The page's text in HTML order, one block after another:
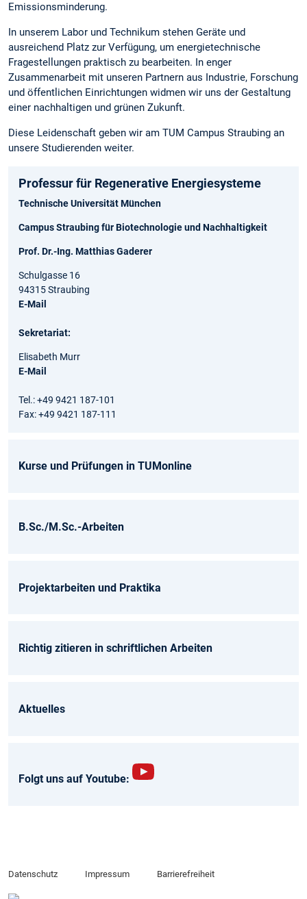
Emissionsminderung.
In unserem Labor und Technikum stehen Geräte und
ausreichend Platz zur Verfügung, um energietechnische
Fragestellungen praktisch zu bearbeiten. In enger
Zusammenarbeit mit unseren Partnern aus Industrie, Forschung
und öffentlichen Einrichtungen widmen wir uns der Gestaltung
einer nachhaltigen und grünen Zukunft.
Diese Leidenschaft geben wir am TUM Campus Straubing an
unsere Studierenden weiter.
Professur für Regenerative Energiesysteme
Technische Universität München
Campus Straubing für Biotechnologie und Nachhaltigkeit
Prof. Dr.-Ing. Matthias Gaderer
Schulgasse 16
94315 Straubing
E-Mail
Sekretariat:
Elisabeth Murr
E-Mail
Tel.: +49 9421 187-101
Fax: +49 9421 187-111
Kurse und Prüfungen in TUMonline
B.Sc./M.Sc.-Arbeiten
Projektarbeiten und Praktika
Richtig zitieren in schriftlichen Arbeiten
Aktuelles
Folgt uns auf Youtube:
Datenschutz Impressum Barrierefreiheit